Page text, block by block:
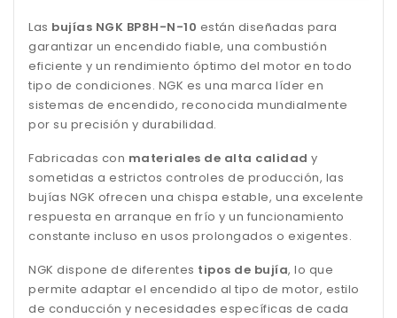
Las bujías NGK BP8H-N-10 están diseñadas para
garantizar un encendido fiable, una combustión
eficiente y un rendimiento óptimo del motor en todo
tipo de condiciones. NGK es una marca líder en
sistemas de encendido, reconocida mundialmente
por su precisión y durabilidad.
Fabricadas con materiales de alta calidad y
sometidas a estrictos controles de producción, las
bujías NGK ofrecen una chispa estable, una excelente
respuesta en arranque en frío y un funcionamiento
constante incluso en usos prolongados o exigentes.
NGK dispone de diferentes tipos de bujía, lo que
permite adaptar el encendido al tipo de motor, estilo
de conducción y necesidades específicas de cada